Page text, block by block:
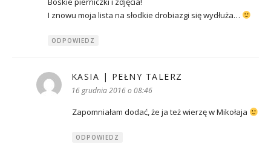
I znowu moja lista na słodkie drobiazgi się wydłuża…
ODPOWIEDZ
KASIA | PEŁNY TALERZ
16 grudnia 2016 o 08:46
Zapomniałam dodać, że ja też wierzę w Mikołaja
ODPOWIEDZ